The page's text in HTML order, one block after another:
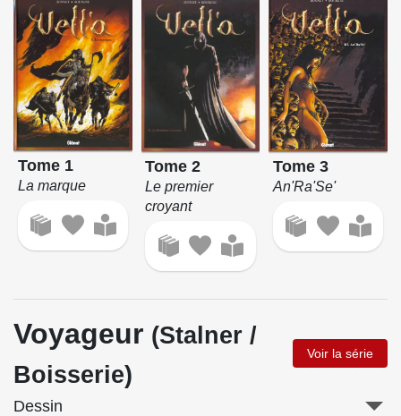
Tome 1
La marque
Tome 2
Le premier
croyant
Tome 3
An'Ra'Se'
Voyageur (Stalner /
Boisserie)
Voir la série
Dessin